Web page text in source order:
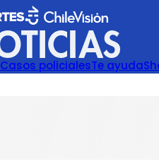
Casos policialesTe ayuda